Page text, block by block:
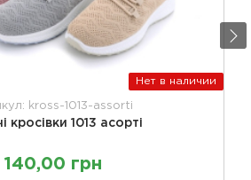
Нет в наличии
kross-1013-assorti
кросівки 1013 асорті
140,00 грн